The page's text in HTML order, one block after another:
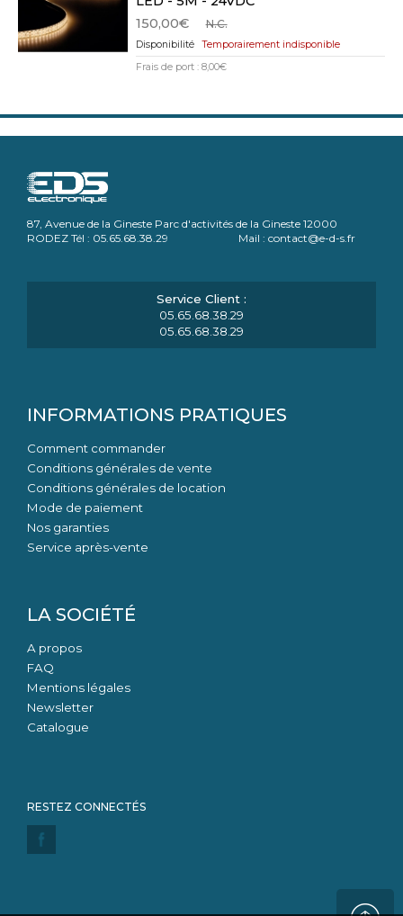
150,00€
N.C.
Temporairement indisponible
Frais de port : 8,00€
87, Avenue de la Gineste Parc d'activités de la Gineste 12000
RODEZ Tél : 05.65.68.38.29 Mail : contact@e-d-s.fr
05.65.68.38.29
05.65.68.38.29
INFORMATIONS PRATIQUES
Comment commander
Conditions générales de vente
Conditions générales de location
Mode de paiement
Nos garanties
Service après-vente
LA SOCIÉTÉ
A propos
FAQ
Mentions légales
Newsletter
Catalogue